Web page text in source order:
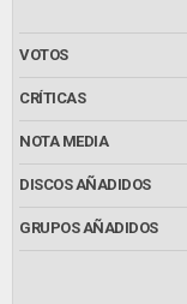
VOTOS
CRÍTICAS
NOTA MEDIA
DISCOS AÑADIDOS
GRUPOS AÑADIDOS